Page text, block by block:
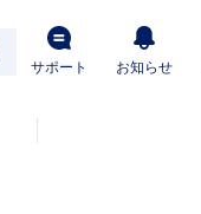
サポート お知らせ